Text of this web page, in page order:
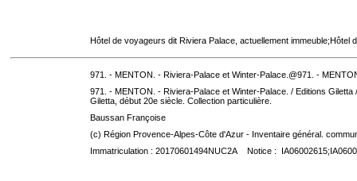
Hôtel de voyageurs dit Riviera Palace, actuellement immeuble;Hôtel
971. - MENTON. - Riviera-Palace et Winter-Palace.@971. -
971. - MENTON. - Riviera-Palace et Winter-Palace. / Editions
Giletta, début 20e siècle. Collection particulière.
Baussan Françoise
(c) Région Provence-Alpes-Côte d'Azur - Inventaire général.
Immatriculation : 20170601494NUC2A Notice :